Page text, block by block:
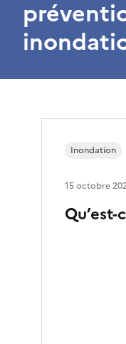
Qu’est-
Inondation
15 octobre